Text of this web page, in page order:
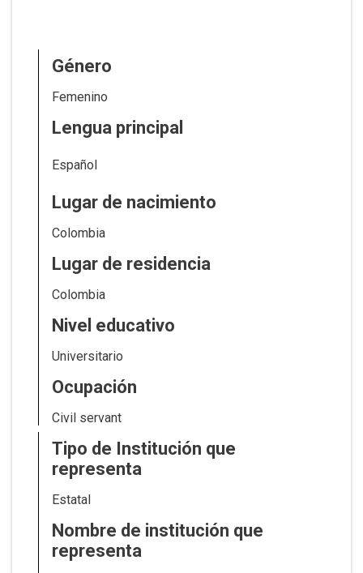
Género
Femenino
Lengua principal
Español
Lugar de nacimiento
Colombia
Lugar de residencia
Colombia
Nivel educativo
Universitario
Ocupación
Civil servant
Tipo de Institución que
representa
Estatal
Nombre de institución que
representa